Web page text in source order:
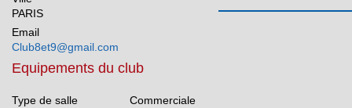
PARIS
Email
Club8et9@gmail.com
Equipements du club
Type de salle
Commerciale